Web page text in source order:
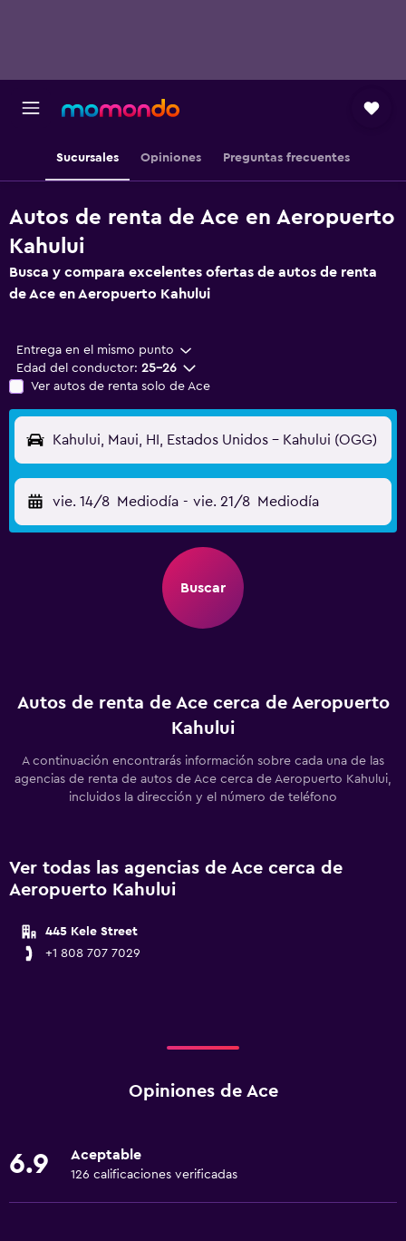
Sucursales Opiniones Preguntas frecuentes
Autos de renta de Ace en Aeropuerto
Kahului
Busca y compara excelentes ofertas de autos de renta
de Ace en Aeropuerto Kahului
Entrega en el mismo punto
Edad del conductor: 25-26
Ver autos de renta solo de Ace
Kahului, Maui, HI, Estados Unidos - Kahului (OGG)
vie. 14/8 Mediodía - vie. 21/8 Mediodía
Buscar
Autos de renta de Ace cerca de Aeropuerto
Kahului
A continuación encontrarás información sobre cada una de las
agencias de renta de autos de Ace cerca de Aeropuerto Kahului,
incluidos la dirección y el número de teléfono
Ver todas las agencias de Ace cerca de
Aeropuerto Kahului
445 Kele Street
+1 808 707 7029
Opiniones de Ace
6.9 Aceptable
126 calificaciones verificadas